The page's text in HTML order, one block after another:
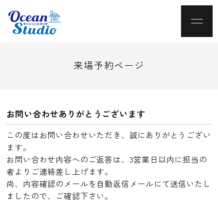
来場予約ページ
お問い合わせありがとうございます
この度はお問い合わせいただき、誠にありがとうござい
ます。
お問い合わせ内容へのご返答は、3営業日以内に担当の
者よりご連絡差し上げます。
尚、内容確認のメールを自動返信メールにて送信いたし
ましたので、ご確認下さい。